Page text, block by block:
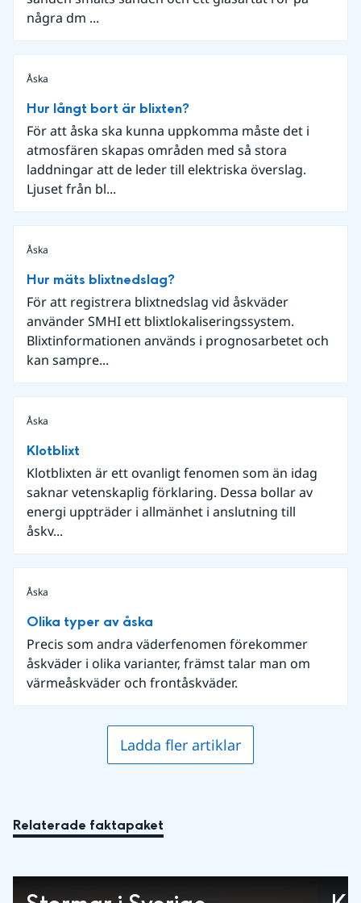
några dm ...
Åska
Hur långt bort är blixten?
För att åska ska kunna uppkomma måste det i
atmosfären skapas områden med så stora
laddningar att de leder till elektriska överslag.
Ljuset från bl...
Åska
Hur mäts blixtnedslag?
För att registrera blixtnedslag vid åskväder
använder SMHI ett blixtlokaliseringssystem.
Blixtinformationen används i prognosarbetet och
kan sampre...
Åska
Klotblixt
Klotblixten är ett ovanligt fenomen som än idag
saknar vetenskaplig förklaring. Dessa bollar av
energi uppträder i allmänhet i anslutning till
åskv...
Åska
Olika typer av åska
Precis som andra väderfenomen förekommer
åskväder i olika varianter, främst talar man om
värmeåskväder och frontåskväder.
Ladda fler artiklar
Relaterade faktapaket